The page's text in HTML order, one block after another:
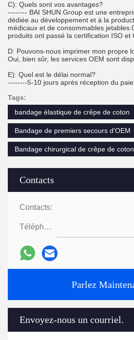
Contacts
Contacts:
Téléphone:
Parlez
Envoyez-nous un courriel.
C): Quels sont vos avantages?
-------- BAI SHUN Group est une
dédiée au développement et à la
médicaux et de consommables
produits ont passé la certification ISO et
D: Pouvons-nous imprimer mon propre
Oui, bien sûr, les services OEM sont
E): Quel est le délai normal?
--------5-10 jours après réception du
Tags:
bandage élastique de crêpe de coton
Bandage de premiers secours d'OEM
Bandage chirurgical de crêpe de coton